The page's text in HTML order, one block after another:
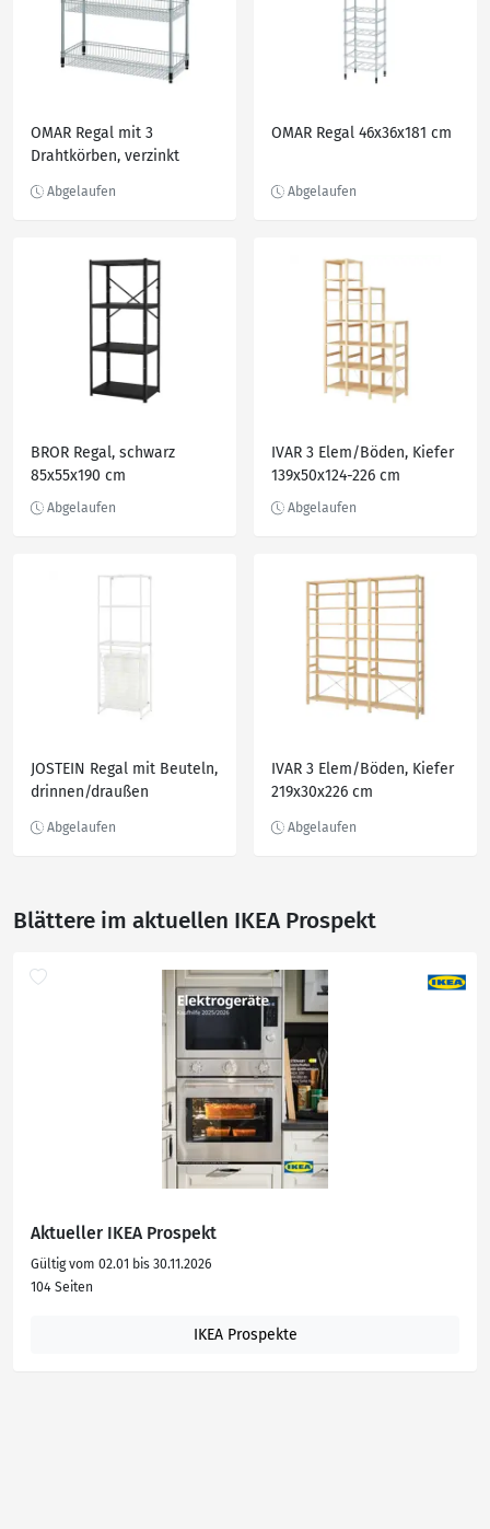
OMAR Regal mit 3
Drahtkörben, verzinkt
OMAR Regal 46x36x181 cm
BROR Regal, schwarz
85x55x190 cm
IVAR 3 Elem/Böden, Kiefer
139x50x124-226 cm
JOSTEIN Regal mit Beuteln,
drinnen/draußen
61x40/76x180 cm
IVAR 3 Elem/Böden, Kiefer
219x30x226 cm
Blättere im aktuellen IKEA Prospekt
Aktueller IKEA Prospekt
Gültig vom 02.01 bis 30.11.2026
104 Seiten
IKEA Prospekte